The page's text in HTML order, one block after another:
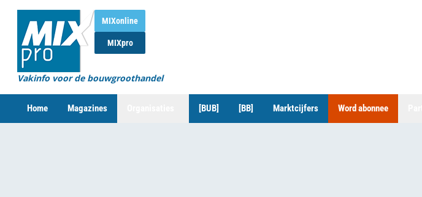
MIXonline
MIXpro
Vakinfo voor de bouwgroothandel
Home Magazines [BUB] [BB] Marktcijfers Word abonnee